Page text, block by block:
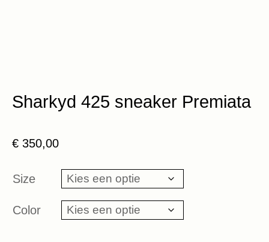
Sharkyd 425 sneaker Premiata
€ 350,00
Size
Color